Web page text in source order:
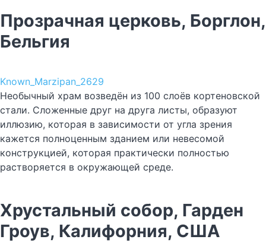
Прозрачная церковь, Борглон,
Бельгия
Known_Marzipan_2629
Необычный храм возведён из 100 слоёв кортеновской
стали. Сложенные друг на друга листы, образуют
иллюзию, которая в зависимости от угла зрения
кажется полноценным зданием или невесомой
конструкцией, которая практически полностью
растворяется в окружающей среде.
Хрустальный собор, Гарден
Гроув, Калифорния, США